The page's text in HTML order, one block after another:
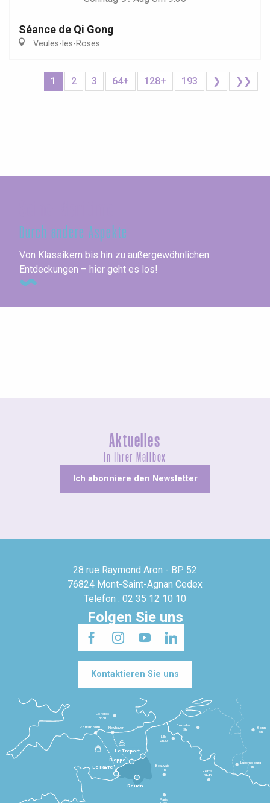
Séance de Qi Gong
Veules-les-Roses
1 2 3 64+ 128+ 193 ❯ ❯❯
Durch andere Aspekte
Von Klassikern bis hin zu außergewöhnlichen
Entdeckungen – hier geht es los!
Aktuelles
In Ihrer Mailbox
Ich abonniere den Newsletter
28 rue Raymond Aron - BP 52
76824 Mont-Saint-Agnan Cedex
Telefon : 02 35 12 10 10
Folgen Sie uns
Kontaktieren Sie uns
Le Havre
Dieppe
Le Tréport
Paris
Beauvais
1h
Reims
2h45
Lille
2h30
Bruxelles
3h
Londres
3h30
Newhaven
Portsmouth
Bonn
5h
Luxembourg
4h
Rouen